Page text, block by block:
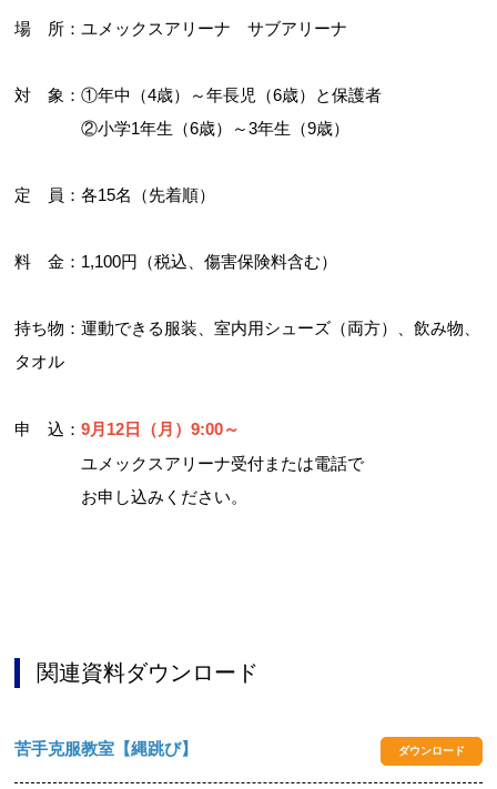
場 所：ユメックスアリーナ サブアリーナ
対 象：①年中（4歳）～年長児（6歳）と保護者
②小学1年生（6歳）～3年生（9歳）
定 員：各15名（先着順）
料 金：1,100円（税込、傷害保険料含む）
持ち物：運動できる服装、室内用シューズ（両方）、飲み物、
タオル
申 込：9月12日（月）9:00～
ユメックスアリーナ受付または電話で
お申し込みください。
関連資料ダウンロード
苦手克服教室【縄跳び】 ダウンロード